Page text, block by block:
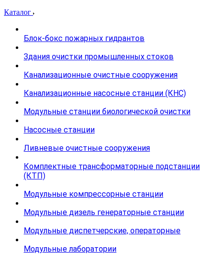
Каталог
Блок-бокс пожарных гидрантов
Здания очистки промышленных стоков
Канализационные очистные сооружения
Канализационные насосные станции (КНС)
Модульные станции биологической очистки
Насосные станции
Ливневые очистные сооружения
Комплектные трансформаторные подстанции
(КТП)
Модульные компрессорные станции
Модульные дизель генераторные станции
Модульные диспетчерские, операторные
Модульные лаборатории